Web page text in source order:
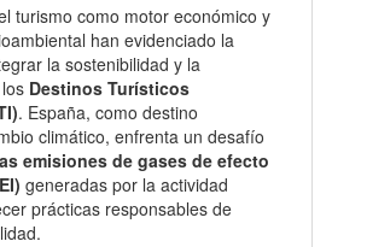
turismo como motor económico y
han evidenciado la
la sostenibilidad y la
Destinos Turísticos
. España, como destino
climático, enfrenta un desafío
emisiones de gases de efecto
generadas por la actividad
prácticas responsables de